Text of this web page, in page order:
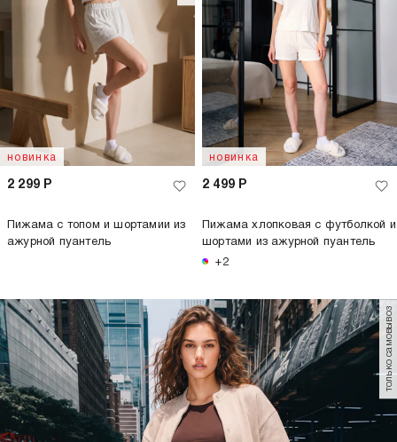
новинка
2 299 Р
Пижама с топом и шортамии из
ажурной пуантель
новинка
2 499 Р
Пижама хлопковая с футболкой и
шортами из ажурной пуантель
+2
только самовывоз